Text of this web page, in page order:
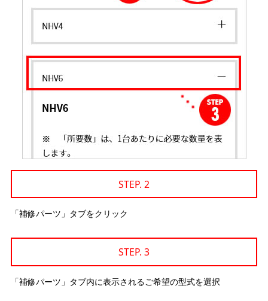
STEP. 2
「補修パーツ」タブをクリック
STEP. 3
「補修パーツ」タブ内に表示されるご希望の型式を選択